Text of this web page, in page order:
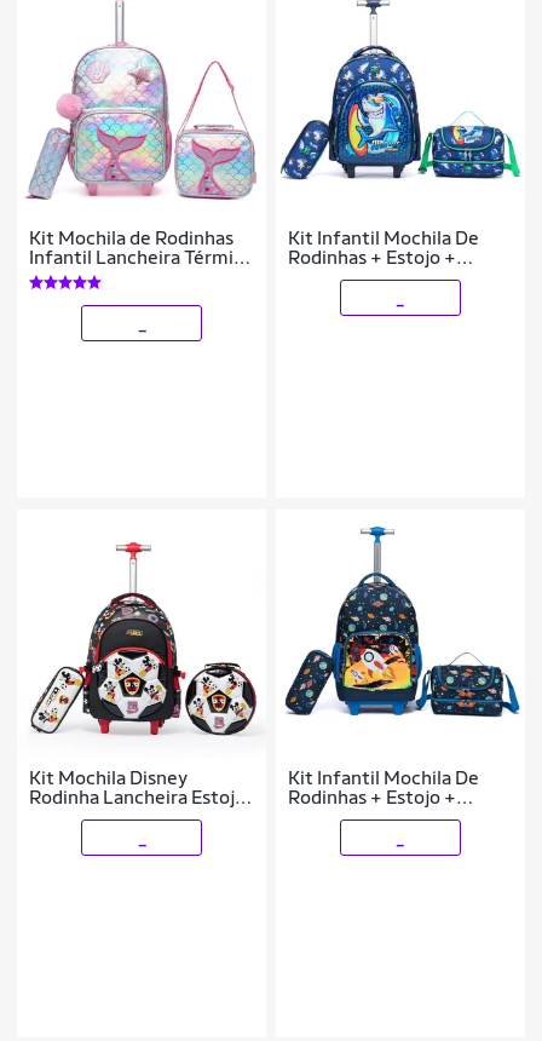
Kit Mochila de Rodinhas
Infantil Lancheira Térmica
Estojo Escolar 33L
Kit Infantil Mochila De
Rodinhas + Estojo +
Lancheira Menino
Kit Mochila Disney
Rodinha Lancheira Estojo
Mickey Infantil Escolar
Kit Infantil Mochila De
Rodinhas + Estojo +
Lancheira Menino